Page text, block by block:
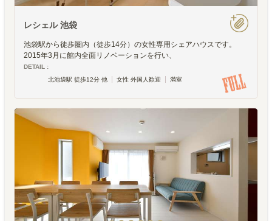
レシェル 池袋
池袋駅から徒歩圏内（徒歩14分）の女性専用シェアハウスです。
2015年3月に館内全面リノベーションを行い、
DETAIL :
北池袋駅 徒歩12分 他
女性 外国人歓迎 満室